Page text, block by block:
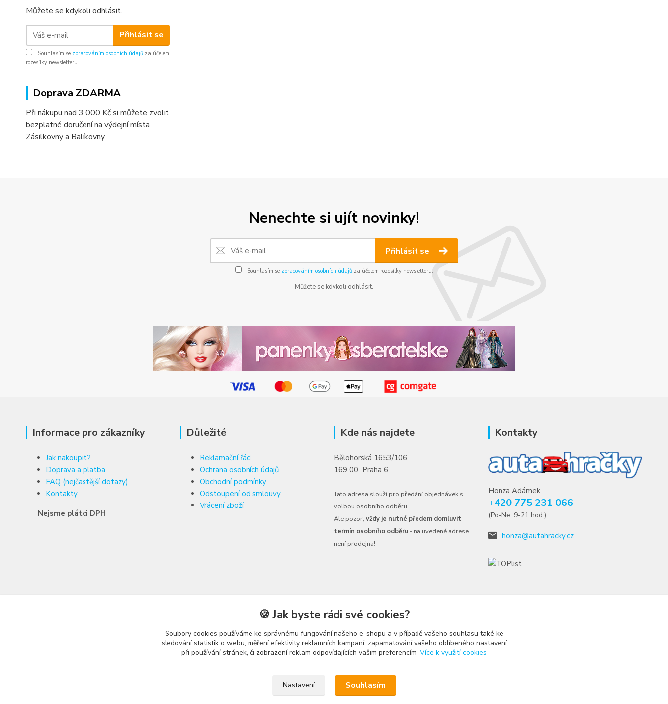
Můžete se kdykoli odhlásit.
Přihlásit se
Souhlasím se zpracováním osobních údajů za účelem
rozesílky newsletteru.
Doprava ZDARMA
Při nákupu nad 3 000 Kč si můžete zvolit
bezplatné doručení na výdejní místa
Zásilkovny a Balíkovny.
Nenechte si ujít novinky!
Přihlásit se
Souhlasím se zpracováním osobních údajůza účelem rozesílky newsletteru.
Můžete se kdykoli odhlásit.
Informace pro zákazníky
Jak nakoupit?
Doprava a platba
FAQ (nejčastější dotazy)
Kontakty
Nejsme plátci DPH
Důležité
Reklamační řád
Ochrana osobních údajů
Obchodní podmínky
Odstoupení od smlouvy
Vrácení zboží
Kde nás najdete
Bělohorská 1653/106
169 00 Praha 6
Tato adresa slouží pro předání objednávek s
volbou osobního odběru.
Ale pozor, vždy je nutné předem domluvit
termín osobního odběru - na uvedené adrese
není prodejna!
Kontakty
Honza Adámek
+420 775 231 066
(Po-Ne, 9-21 hod.)
honza@autahracky.cz
Upravit sběr cookies.
🍪 Jak byste rádi své cookies?
Soubory cookies používáme ke správnému fungování našeho e-shopu a v případě vašeho souhlasu také ke
sledování statistik o webu, měření efektivity reklamních kampaní, zapamatování vašeho oblíbeného nastavení
při používání stránek, či zobrazení reklam odpovídajících vašim preferencím. Více k využití cookies
Nastavení Souhlasím